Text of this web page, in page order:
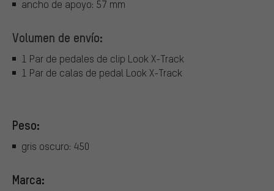
ancho de apoyo: 57 mm
Volumen de envío:
1 Par de pedales de clip Look X-Track
1 Par de calas de pedal Look X-Track
Peso:
gris oscuro: 450
Marca: